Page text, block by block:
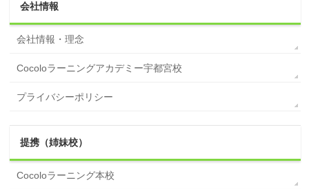
会社情報
会社情報・理念
Cocoloラーニングアカデミー宇都宮校
プライバシーポリシー
提携（姉妹校）
Cocoloラーニング本校